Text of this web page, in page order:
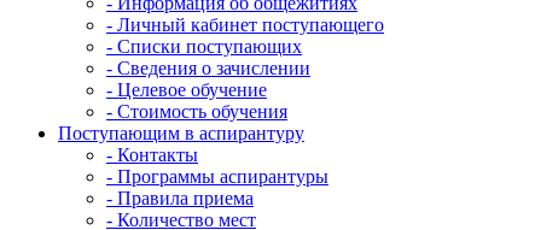
- Личный кабинет поступающего
- Списки поступающих
- Сведения о зачислении
- Целевое обучение
- Стоимость обучения
Поступающим в аспирантуру
- Контакты
- Программы аспирантуры
- Правила приема
- Количество мест